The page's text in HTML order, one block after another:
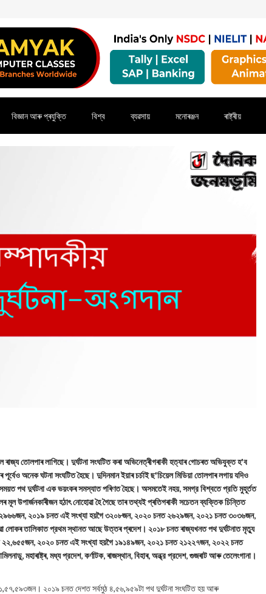
বিজ্ঞান আৰু প্ৰযুক্তি বিশ্ব ব্যৱসায় মনোৰঞ্জন ৰাষ্ট্ৰীয়
ৰাজ্য তোলপাৰ লাগিছে। দুর্ঘটনা সংঘটিত কৰা অভিনেত্ৰীগৰাকী হত্যাৰ গোচৰত অভিযুক্ত হ'ব
অনেক ঘটনা সংঘটিত হৈছে। দুদিনমান ইয়াৰ চৰ্চাই ছ'চিয়েল মিডিয়া তোলপাৰ লগায় যদিও
পথ দুর্ঘটনা এক ভয়ংকৰ সমস্যাত পৰিণত হৈছে। অসমতেই নহয়, সমগ্র বিশ্বতে প্রতি মুহূর্তত
মূল উপাৰ্জনকাৰীজন হঠাৎ নোহোৱা হৈ গৈছে তাৰ তথ্যই প্ৰতিগৰাকী সচেতন ব্যক্তিক চিন্তিত
২৯৬৬জন, ২০১৯ চনত এই সংখ্যা হয়গৈ ৩২০৮জন, ২০২০ চনত ২৬২৯জন, ২০২১ চনত ৩০৩৬জন,
লোকৰ তালিকাত প্রথম স্থানত আছে উত্তৰ প্ৰদেশ। ২০১৮ চনত ৰাজ্যখনত পথ দুর্ঘটনাত মৃত্যু
২২,৬৫৫জন, ২০২০ চনত এই সংখ্যা হয়গৈ ১৯১৪৯জন, ২০২১ চনত ২১২২৭জন, ২০২২ চনত
মহাৰাষ্ট্ৰ, মধ্য প্রদেশ, কর্ণাটক, ৰাজস্থান, বিহাৰ, অন্ধ্র প্রদেশ, গুজৰাট আৰু তেলেংগানা।
২০১৯ চনত দেশত সর্বমুঠ ৪,৫৬,৯৫৯টা পথ দুর্ঘটনা সংঘটিত হয় আৰু